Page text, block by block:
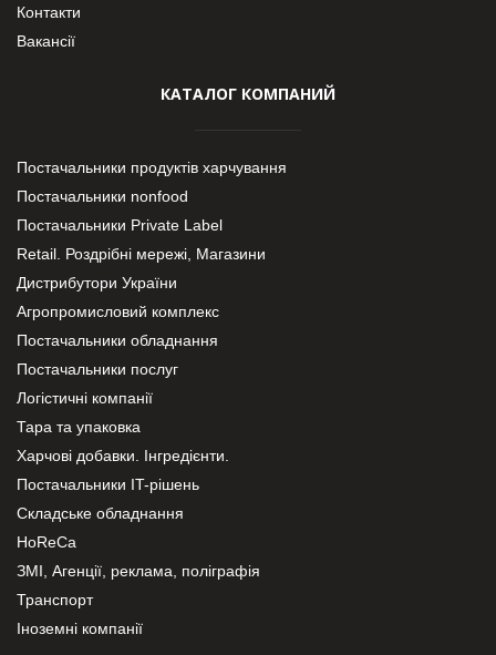
Контакти
Вакансії
КАТАЛОГ КОМПАНИЙ
Постачальники продуктів харчування
Постачальники nonfood
Постачальники Private Label
Retail. Роздрібні мережі, Магазини
Дистрибутори України
Агропромисловий комплекс
Постачальники обладнання
Постачальники послуг
Логістичні компанії
Тара та упаковка
Харчові добавки. Інгредієнти.
Постачальники IT-рішень
Складське обладнання
HoReCa
ЗМІ, Агенції, реклама, поліграфія
Транспорт
Іноземні компанії